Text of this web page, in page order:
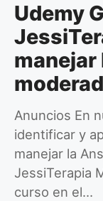
Udemy
manejar
Anuncios En
identificar y
manejar la
JessiTerapia
curso en el…